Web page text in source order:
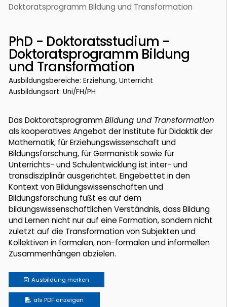
Doktoratsprogramm Bildung und Transformation
PhD - Doktoratsstudium -
Doktoratsprogramm Bildung
und Transformation
Ausbildungsbereiche: Erziehung, Unterricht
Ausbildungsart: Uni/FH/PH
Das DoktoratsprogrammBildung und Transformation
als kooperatives Angebot der Institute für Didaktik der
Mathematik, für Erziehungswissenschaft und
Bildungsforschung, für Germanistik sowie für
Unterrichts- und Schulentwicklung ist inter- und
transdisziplinär ausgerichtet. Eingebettet in den
Kontext von Bildungswissenschaften und
Bildungsforschung fußt es auf dem
bildungswissenschaftlichen Verständnis, dass Bildung
und Lernen nicht nur auf eine Formation, sondern nicht
zuletzt auf die Transformation von Subjekten und
Kollektiven in formalen, non-formalen und informellen
Zusammenhängen abzielen.
Ausbildung merken
als PDF anzeigen